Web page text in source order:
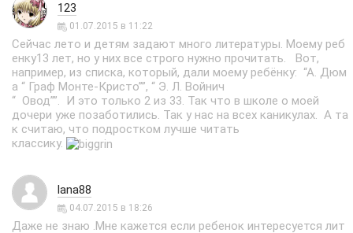
123
01.07.2015 в 11:22
Сейчас лето и детям задают много литературы. Моему реб
енку13 лет, но у них все строго нужно прочитать. Вот,
например, из списка, который, дали моему ребёнку: “А. Дюм
а “ Граф Монте-Кристо””, “ Э. Л. Войнич
“ Овод””. И это только 2 из 33. Так что в школе о моей
дочери уже позаботились. Так у нас на всех каникулах. А та
к считаю, что подростком лучше читать
классику.
lana88
04.07.2015 в 18:26
Даже не знаю .Мне кажется если ребенок интересуется лит